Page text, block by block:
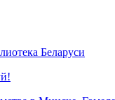
Беларуси